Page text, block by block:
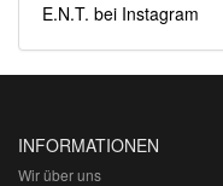
E.N.T. bei Instagram
INFORMATIONEN
Wir über uns